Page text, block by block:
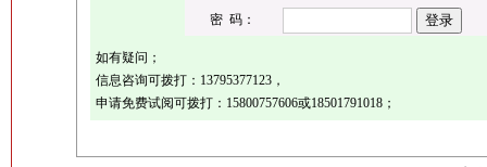
密 码：
如有疑问；
信息咨询可拨打： 13795377123 ，
申请免费试阅可拨打： 15800757606或18501791018 ；